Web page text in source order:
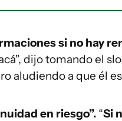
si no hay
dijo tomando el
aludiendo a que él
en riesgo”. “Si